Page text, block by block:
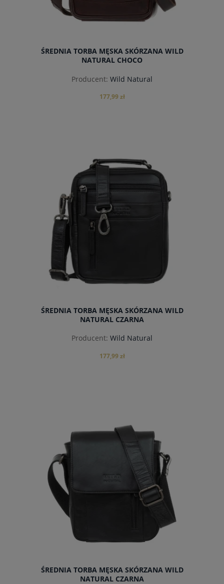
ŚREDNIA TORBA MĘSKA SKÓRZANA WILD
NATURAL CHOCO
Producent: Wild Natural
177,99 zł
do koszyka
ŚREDNIA TORBA MĘSKA SKÓRZANA WILD
NATURAL CZARNA
Producent: Wild Natural
177,99 zł
ŚREDNIA TORBA MĘSKA SKÓRZANA WILD
NATURAL CZARNA